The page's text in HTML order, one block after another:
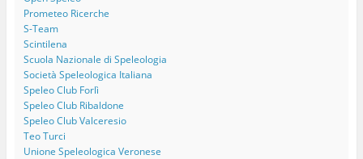
Prometeo Ricerche
S-Team
Scintilena
Scuola Nazionale di Speleologia
Società Speleologica Italiana
Speleo Club Forlì
Speleo Club Ribaldone
Speleo Club Valceresio
Teo Turci
Unione Speleologica Veronese